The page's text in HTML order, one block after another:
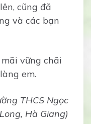
cũng đã
và các bạn
vững chãi
em.
THCS Ngọc
Long, Hà Giang)